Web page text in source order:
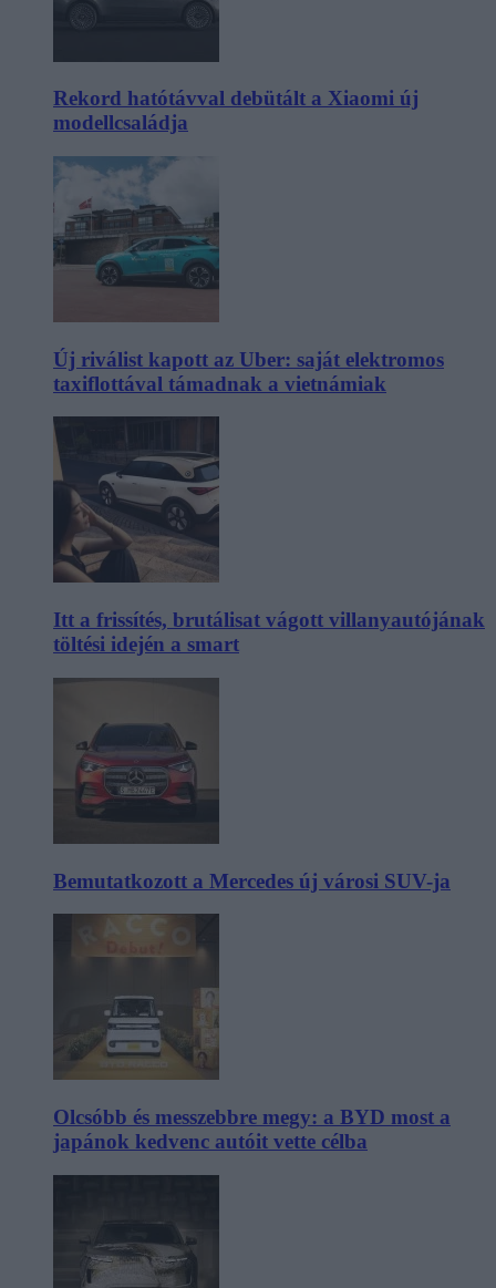
Rekord hatótávval debütált a Xiaomi új
modellcsaládja
Új riválist kapott az Uber: saját elektromos
taxiflottával támadnak a vietnámiak
Itt a frissítés, brutálisat vágott villanyautójának
töltési idején a smart
Bemutatkozott a Mercedes új városi SUV-ja
Olcsóbb és messzebbre megy: a BYD most a
japánok kedvenc autóit vette célba